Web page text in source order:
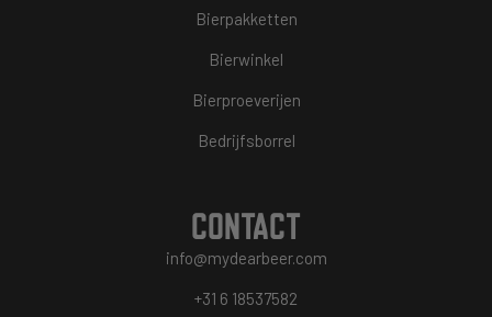
Bierpakketten
Bierwinkel
Bierproeverijen
Bedrijfsborrel
CONTACT
info@mydearbeer.com
+31 6 18537582